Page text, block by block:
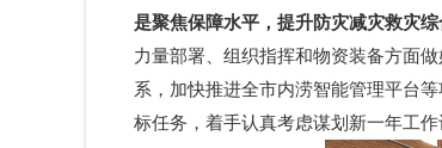
是聚焦保障水平，提升防灾减灾救灾综
力量部署、组织指挥和物资装备方面
系，加快推进全市内涝智能管理平台
标任务，着手认真考虑谋划新一年工